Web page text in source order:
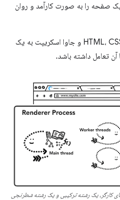
یک صفحه را به صورت کارآمد و روان
وظیفه اصلی فرآیند رندر تبدیل HTML، CSS و جاوا اسکریپت به یک
تعامل داشته باشد.
های کارگر، یک رشته ترکیبی و یک رشته شطرنجی